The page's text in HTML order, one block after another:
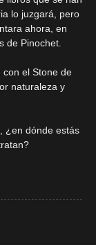
lo juzgará, pero
ahora, en
de Pinochet.
con el Stone de
naturaleza y
¿en dónde estás